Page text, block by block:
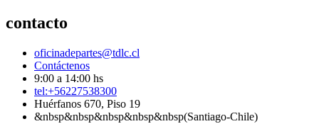
contacto
oficinadepartes@tdlc.cl
Contáctenos
9:00 a 14:00 hs
tel:+56227538300
Huérfanos 670, Piso 19
&nbsp&nbsp&nbsp&nbsp&nbsp(Santiago-Chile)